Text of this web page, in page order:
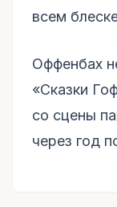
всем
Оффенбах
«Сказки
со сцены
через год